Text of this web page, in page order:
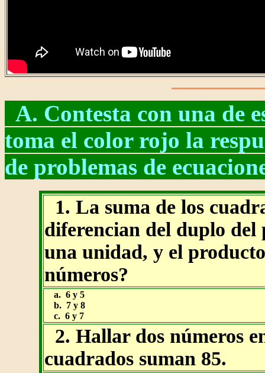
A. Contesta con una de
toma el color rojo la
de problemas de
1. La suma de los
diferencian del duplo del
una unidad, y el producto
números?
a. 6 y 5
b. 7 y 8
c. 6 y 7
2. Hallar dos números
cuadrados suman 85.